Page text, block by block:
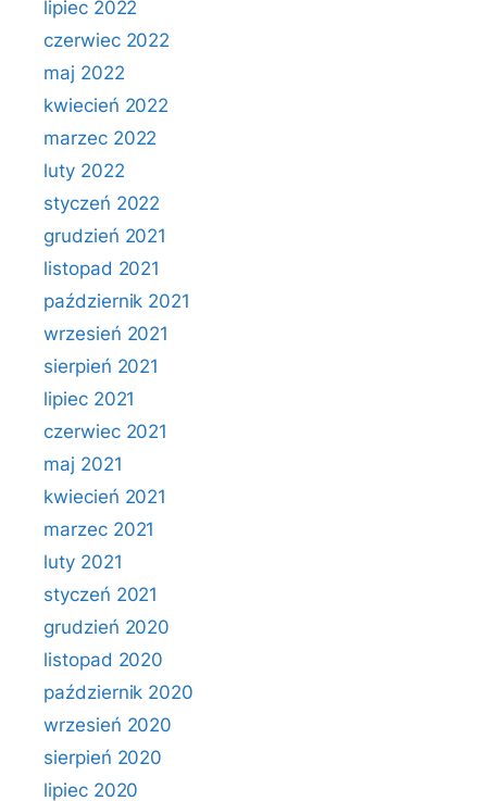
lipiec 2022
czerwiec 2022
maj 2022
kwiecień 2022
marzec 2022
luty 2022
styczeń 2022
grudzień 2021
listopad 2021
październik 2021
wrzesień 2021
sierpień 2021
lipiec 2021
czerwiec 2021
maj 2021
kwiecień 2021
marzec 2021
luty 2021
styczeń 2021
grudzień 2020
listopad 2020
październik 2020
wrzesień 2020
sierpień 2020
lipiec 2020